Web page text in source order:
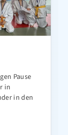
Pause
in
in den